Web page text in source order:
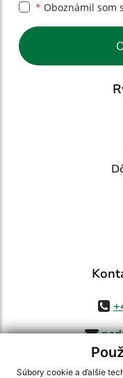
Súbory cookie a ďalšie
* Oboznámil som
Google reCaptcha